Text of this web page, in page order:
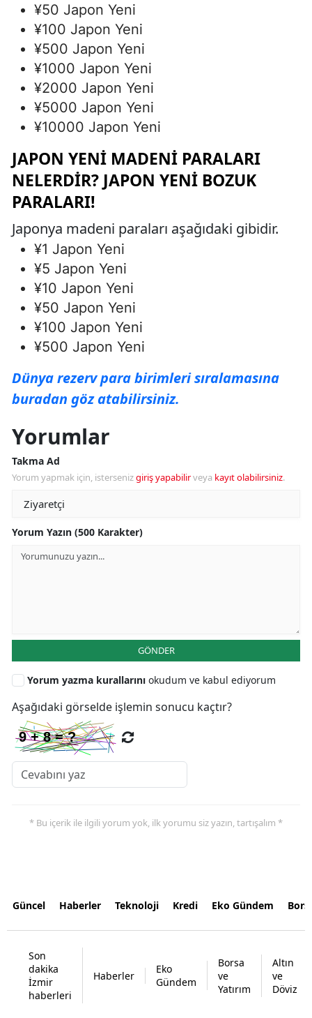
¥50 Japon Yeni
¥100 Japon Yeni
¥500 Japon Yeni
¥1000 Japon Yeni
¥2000 Japon Yeni
¥5000 Japon Yeni
¥10000 Japon Yeni
JAPON YENI MADENI PARALARI
NELERDIR? JAPON YENI BOZUK
PARALARI!
Japonya madeni paraları aşağıdaki gibidir.
¥1 Japon Yeni
¥5 Japon Yeni
¥10 Japon Yeni
¥50 Japon Yeni
¥100 Japon Yeni
¥500 Japon Yeni
Dünya rezerv para birimleri sıralamasına
buradan göz atabilirsiniz.
Yorumlar
Takma Ad
Yorum yapmak için, istersenizgiriş yapabilirveya kayıt olabilirsiniz.
Yorum Yazın (500 Karakter)
GÖNDER
Yorum yazma kurallarını okudum ve kabul ediyorum
Aşağıdaki görselde işlemin sonucu kaçtır?
* Bu içerik ile ilgili yorum yok, ilk yorumu siz yazın, tartışalım *
Güncel Haberler Teknoloji Kredi Eko Gündem
Son
dakika
İzmir
haberleri
Haberler
Eko
Gündem
Borsa
ve
Yatırım
Altın
ve
Döviz